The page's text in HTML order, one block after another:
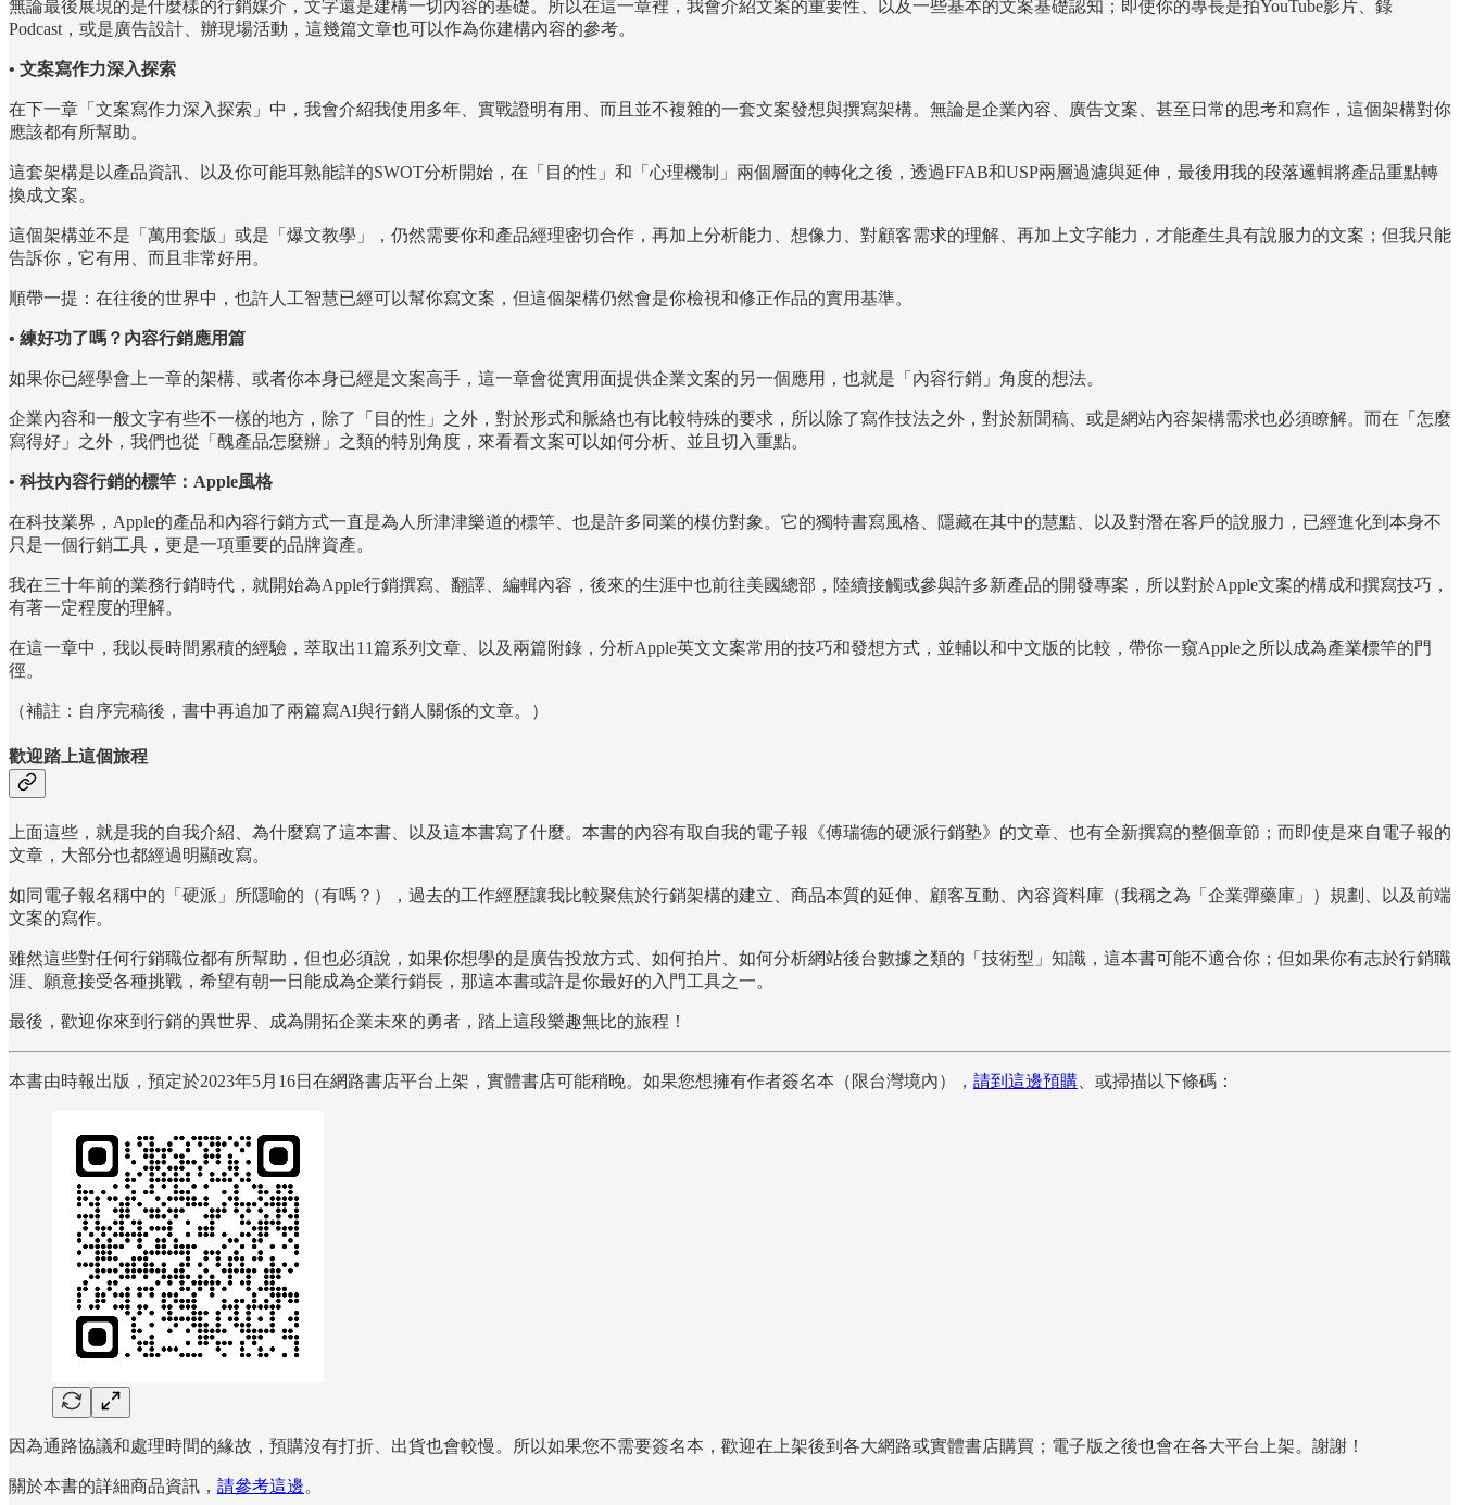
無論最後展現的是什麼樣的行銷媒介，文字還是建構一切內容的基礎。所以在這一章裡，我會介紹文案的重要性、以及一些基本的文案基礎認知；即使你的專長是拍YouTube影片、錄
Podcast，或是廣告設計、辦現場活動，這幾篇文章也可以作為你建構內容的參考。
• 文案寫作力深入探索
在下一章「文案寫作力深入探索」中，我會介紹我使用多年、實戰證明有用、而且並不複雜的一套文案發想與撰寫架構。無論是企業內容、廣告文案、甚至日常的思考和寫作，這個架構對你
應該都有所幫助。
這套架構是以產品資訊、以及你可能耳熟能詳的SWOT分析開始，在「目的性」和「心理機制」兩個層面的轉化之後，透過FFAB和USP兩層過濾與延伸，最後用我的段落邏輯將產品重點轉
換成文案。
這個架構並不是「萬用套版」或是「爆文教學」，仍然需要你和產品經理密切合作，再加上分析能力、想像力、對顧客需求的理解、再加上文字能力，才能產生具有說服力的文案；但我只能
告訴你，它有用、而且非常好用。
順帶一提：在往後的世界中，也許人工智慧已經可以幫你寫文案，但這個架構仍然會是你檢視和修正作品的實用基準。
• 練好功了嗎？內容行銷應用篇
如果你已經學會上一章的架構、或者你本身已經是文案高手，這一章會從實用面提供企業文案的另一個應用，也就是「內容行銷」角度的想法。
企業內容和一般文字有些不一樣的地方，除了「目的性」之外，對於形式和脈絡也有比較特殊的要求，所以除了寫作技法之外，對於新聞稿、或是網站內容架構需求也必須瞭解。而在「怎麼
寫得好」之外，我們也從「醜產品怎麼辦」之類的特別角度，來看看文案可以如何分析、並且切入重點。
• 科技內容行銷的標竿：Apple風格
在科技業界，Apple的產品和內容行銷方式一直是為人所津津樂道的標竿、也是許多同業的模仿對象。它的獨特書寫風格、隱藏在其中的慧黠、以及對潛在客戶的說服力，已經進化到本身不
只是一個行銷工具，更是一項重要的品牌資產。
我在三十年前的業務行銷時代，就開始為Apple行銷撰寫、翻譯、編輯內容，後來的生涯中也前往美國總部，陸續接觸或參與許多新產品的開發專案，所以對於Apple文案的構成和撰寫技巧，
有著一定程度的理解。
在這一章中，我以長時間累積的經驗，萃取出11篇系列文章、以及兩篇附錄，分析Apple英文文案常用的技巧和發想方式，並輔以和中文版的比較，帶你一窺Apple之所以成為產業標竿的門
徑。
（補註：自序完稿後，書中再追加了兩篇寫AI與行銷人關係的文章。）
歡迎踏上這個旅程
上面這些，就是我的自我介紹、為什麼寫了這本書、以及這本書寫了什麼。本書的內容有取自我的電子報《傅瑞德的硬派行銷塾》的文章、也有全新撰寫的整個章節；而即使是來自電子報的
文章，大部分也都經過明顯改寫。
如同電子報名稱中的「硬派」所隱喻的（有嗎？），過去的工作經歷讓我比較聚焦於行銷架構的建立、商品本質的延伸、顧客互動、內容資料庫（我稱之為「企業彈藥庫」）規劃、以及前端
文案的寫作。
雖然這些對任何行銷職位都有所幫助，但也必須說，如果你想學的是廣告投放方式、如何拍片、如何分析網站後台數據之類的「技術型」知識，這本書可能不適合你；但如果你有志於行銷職
涯、願意接受各種挑戰，希望有朝一日能成為企業行銷長，那這本書或許是你最好的入門工具之一。
最後，歡迎你來到行銷的異世界、成為開拓企業未來的勇者，踏上這段樂趣無比的旅程！
本書由時報出版，預定於2023年5月16日在網路書店平台上架，實體書店可能稍晚。如果您想擁有作者簽名本（限台灣境內）， 請到這邊預購 、或掃描以下條碼：
因為通路協議和處理時間的緣故，預購沒有打折、出貨也會較慢。所以如果您不需要簽名本，歡迎在上架後到各大網路或實體書店購買；電子版之後也會在各大平台上架。謝謝！
關於本書的詳細商品資訊， 請參考這邊。